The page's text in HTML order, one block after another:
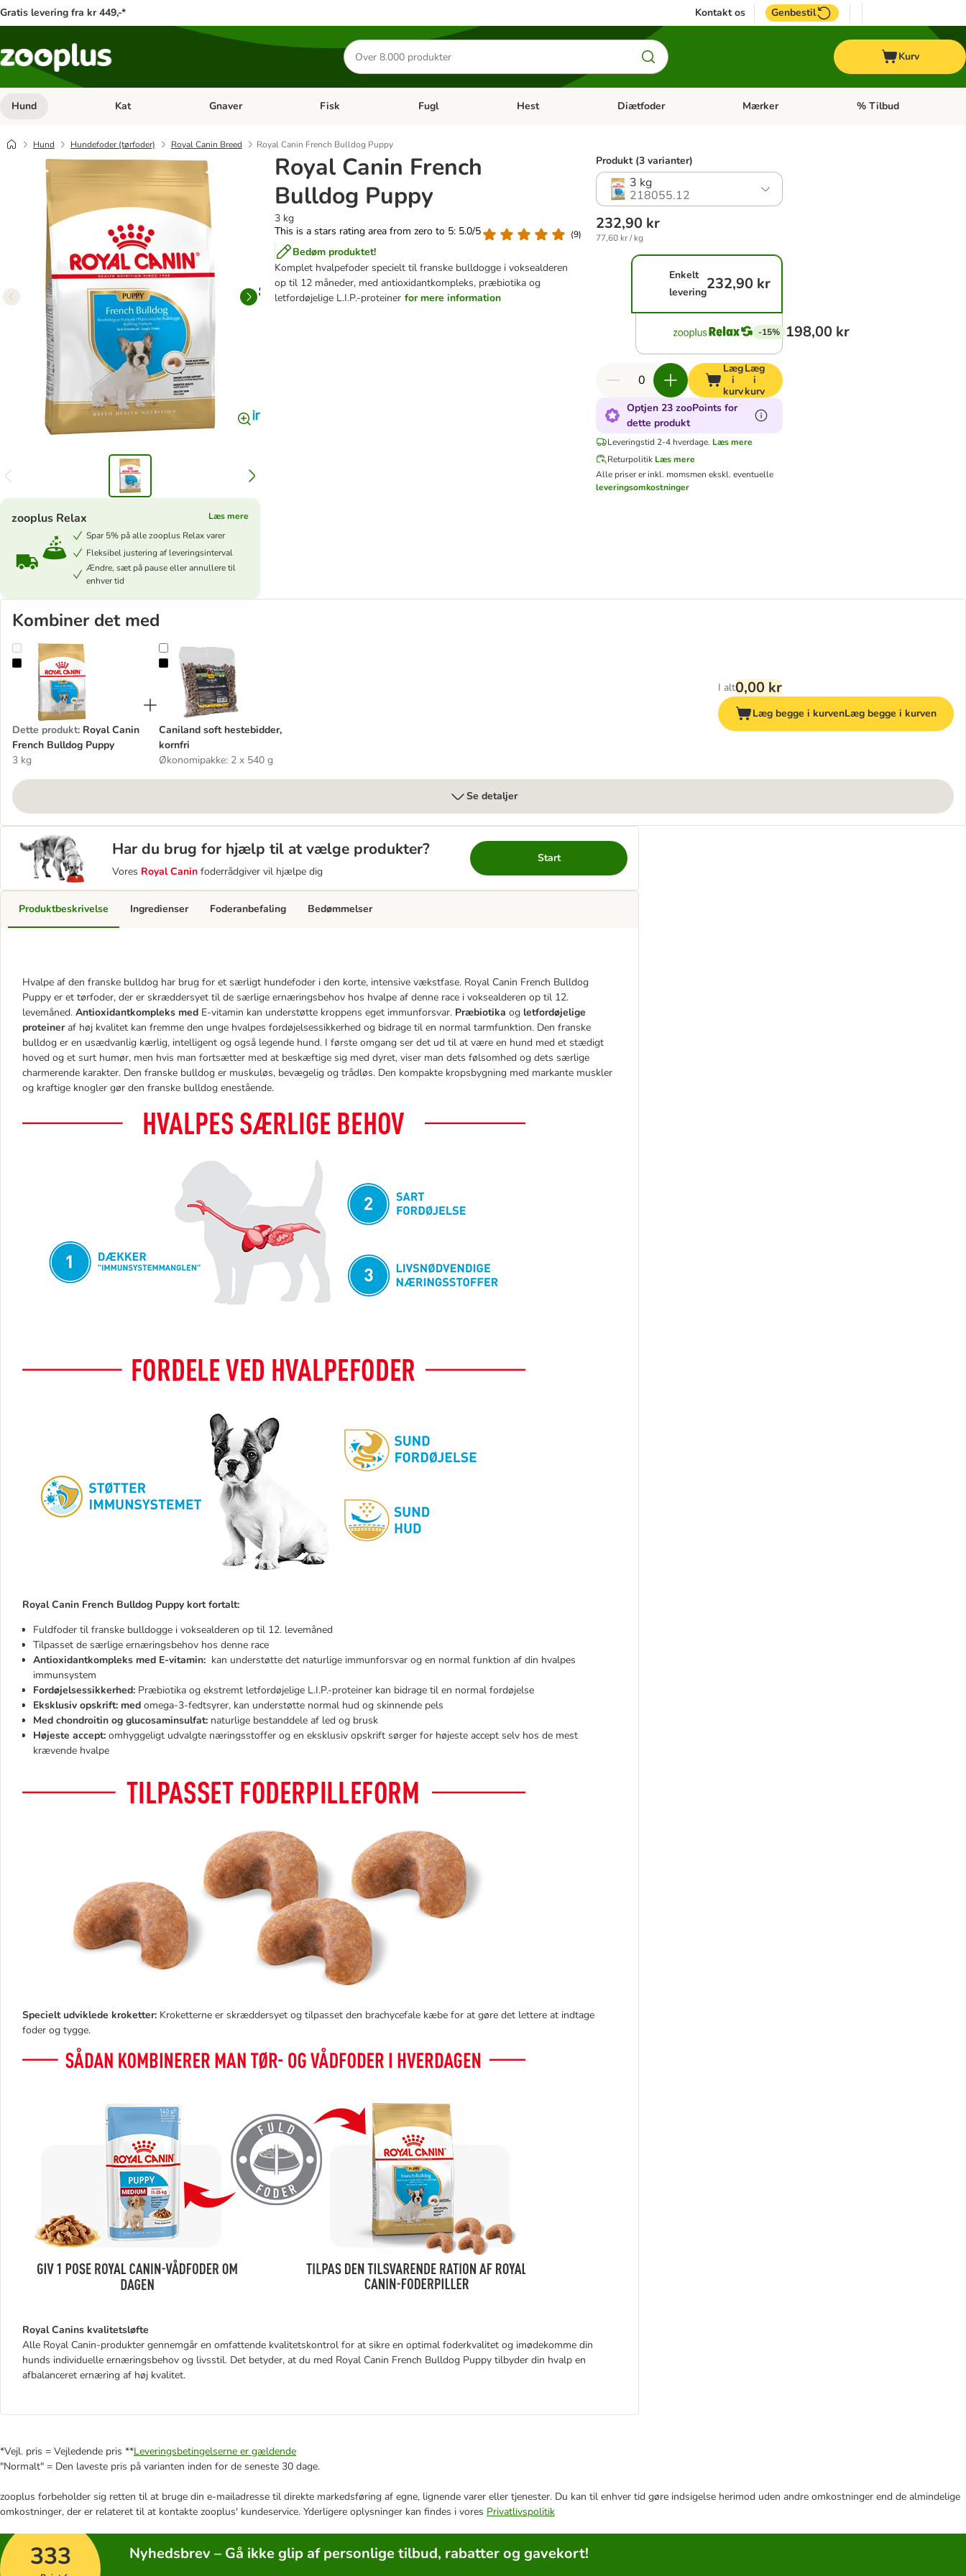
Gratis levering fra kr 449,-* Kontakt os Genbestil
Søg
efter
produkter
Kurv
Hund Åben kategori menu: Hund
Kat Åben kategori menu: Kat
Gnaver Åben kategori menu: Gnaver
Fisk Åben kategori menu: Fisk
Fugl Åben kategori menu: Fugl
Hest Åben kategori menu: Hest
Diætfoder Åben kategori menu: Diætfoder
Mærker Åben kategori menu:
% Tilbud
Hund Hundefoder (tørfoder) Royal Canin Breed Royal Canin French Bulldog Puppy
Royal Canin French
Bulldog Puppy
3 kg
This is a stars rating area from zero to 5: 5.0/5
(9)
Bedøm produktet!
Komplet hvalpefoder specielt til franske bulldogge i voksealderen
op til 12 måneder, med antioxidantkompleks, præbiotika og
letfordøjelige L.I.P.-proteiner for mere information
zooplus Relax
Læs mere
Spar 5% på alle zooplus Relax varer
Fleksibel justering af leveringsinterval
Ændre, sæt på pause eller annullere til
enhver tid
Produkt (3 varianter)
3 kg
218055.12
232,90 kr
77,60 kr / kg
Enkelt
levering232,90 kr
-15% 198,00 kr
Læg
i
kurv
Læg
i
kurv
Optjen 23 zooPoints for
dette produkt
Leveringstid 2-4 hverdage. Læs mere
Returpolitik Læs mere
Alle priser er inkl. momsmen ekskl. eventuelle
leveringsomkostninger
Kombiner det med
Royal Canin French Bulldog Puppy
Dette produkt: Royal Canin
French Bulldog Puppy
3 kg
Caniland soft hestebidder, kornfri
Caniland soft hestebidder,
kornfri
Økonomipakke: 2 x 540 g
I alt0,00 kr
Læg begge i kurvenLæg begge i kurven
Se detaljer
Har du brug for hjælp til at vælge produkter?
Vores Royal Canin foderrådgiver vil hjælpe dig
Start
Produktbeskrivelse
Hvalpe af den franske bulldog har brug for et særligt hundefoder i den korte, intensive vækstfase. Royal Canin French Bulldog
Puppy er et tørfoder, der er skræddersyet til de særlige ernæringsbehov hos hvalpe af denne race i voksealderen op til 12.
levemåned. Antioxidantkompleks med E-vitamin kan understøtte kroppens eget immunforsvar. Præbiotika og letfordøjelige
proteineraf høj kvalitet kan fremme den unge hvalpes fordøjelsessikkerhed og bidrage til en normal tarmfunktion. Den franske
bulldog er en usædvanlig kærlig, intelligent og også legende hund. I første omgang ser det ud til at være en hund med et stædigt
hoved og et surt humør, men hvis man fortsætter med at beskæftige sig med dyret, viser man dets følsomhed og dets særlige
charmerende karakter. Den franske bulldog er muskuløs, bevægelig og trådløs. Den kompakte kropsbygning med markante muskler
og kraftige knogler gør den franske bulldog enestående.
Royal Canin French Bulldog Puppy kort fortalt:
Fuldfoder til franske bulldogge i voksealderen op til 12. levemåned
Tilpasset de særlige ernæringsbehov hos denne race
Antioxidantkompleks med E-vitamin: kan understøtte det naturlige immunforsvar og en normal funktion af din hvalpes
immunsystem
Fordøjelsessikkerhed: Præbiotika og ekstremt letfordøjelige L.I.P.-proteiner kan bidrage til en normal fordøjelse
Eksklusiv opskrift: med omega-3-fedtsyrer, kan understøtte normal hud og skinnende pels
Med chondroitin og glucosaminsulfat: naturlige bestanddele af led og brusk
Højeste accept: omhyggeligt udvalgte næringsstoffer og en eksklusiv opskrift sørger for højeste accept selv hos de mest
krævende hvalpe
Specielt udviklede kroketter: Kroketterne er skræddersyet og tilpasset den brachycefale kæbe for at gøre det lettere at indtage
foder og tygge.
Royal Canins kvalitetsløfte
Alle Royal Canin-produkter gennemgår en omfattende kvalitetskontrol for at sikre en optimal foderkvalitet og imødekomme din
hunds individuelle ernæringsbehov og livsstil. Det betyder, at du med Royal Canin French Bulldog Puppy tilbyder din hvalp en
afbalanceret ernæring af høj kvalitet.
Ingredienser Foderanbefaling Bedømmelser
*Vejl. pris = Vejledende pris **Leveringsbetingelserne er gældende
"Normalt" = Den laveste pris på varianten inden for de seneste 30 dage.
zooplus forbeholder sig retten til at bruge din e-mailadresse til direkte markedsføring af egne, lignende varer eller tjenester. Du kan til enhver tid gøre indsigelse herimod uden andre omkostninger end de almindelige
omkostninger, der er relateret til at kontakte zooplus' kundeservice. Yderligere oplysninger kan findes i vores Privatlivspolitik
333 Nyhedsbrev – Gå ikke glip af personlige tilbud, rabatter og gavekort!